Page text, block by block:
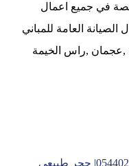
في جميع اعمال
العامة للمباني
,عجمان ,راس الخيمة